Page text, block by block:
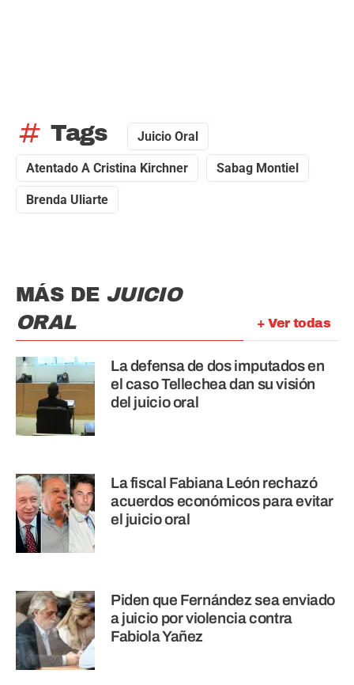
tag Tags Juicio Oral
Atentado A Cristina Kirchner Sabag Montiel
Brenda Uliarte
+ Ver todas
MÁS DE JUICIO
ORAL
La defensa de dos imputados en
el caso Tellechea dan su visión
del juicio oral
La fiscal Fabiana León rechazó
acuerdos económicos para evitar
el juicio oral
Piden que Fernández sea enviado
a juicio por violencia contra
Fabiola Yañez